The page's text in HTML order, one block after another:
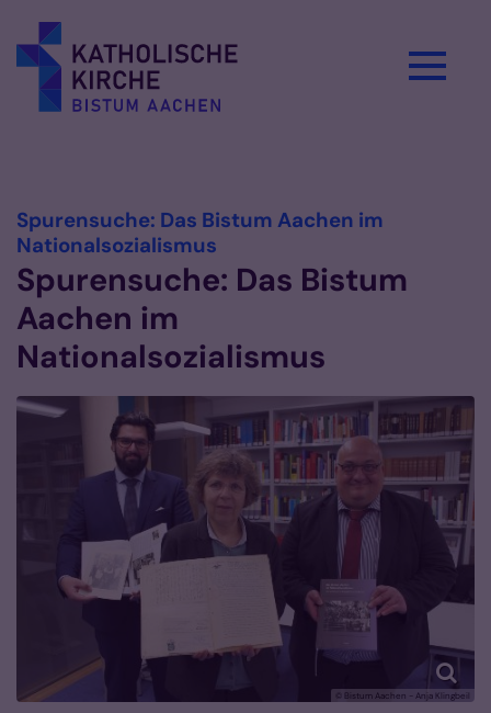
Spurensuche: Das Bistum Aachen im
Nationalsozialismus
Spurensuche: Das Bistum
Aachen im
Nationalsozialismus
© Bistum Aachen - Anja Klingbeil